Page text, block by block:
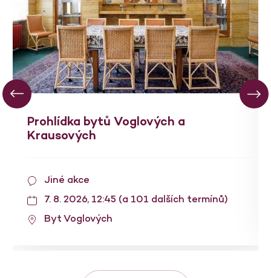
Prohlídka bytů Voglových a
Krausových
Jiné akce
7. 8. 2026, 12:45 (a 101 dalších termínů)
Byt Voglových